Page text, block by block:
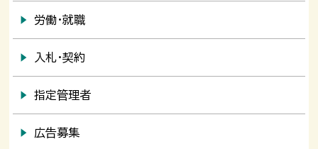
労働・就職
入札・契約
指定管理者
広告募集